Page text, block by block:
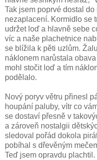
Tak jsem poprvé dostal
nezaplacení. Kormidlo se
udržet loď a hlavně sebe
víc a naše plachetnice
se blížila k pěti uzlům.
náklonem narůstala
mohl stočit loď a tím
podělalo.
Nový poryv větru přinesl
houpání paluby, vítr co
se dostaví přesně v
a zároveň nostalgii
sledoval pořád dokola
pobíhal s dřevěným
Teď jsem opravdu